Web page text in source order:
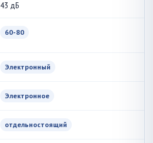
43 дБ
60-80
Электронный
Электронное
отдельностоящий